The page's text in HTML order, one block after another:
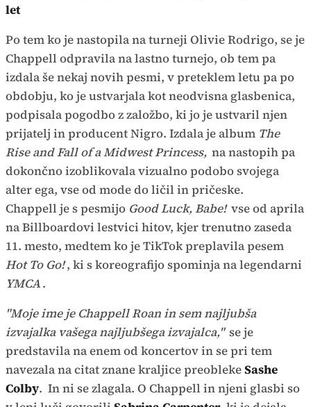
let
Po tem ko je nastopila na turneji Olivie Rodrigo, se je
Chappell odpravila na lastno turnejo, ob tem pa
izdala še nekaj novih pesmi, v preteklem letu pa po
obdobju, ko je ustvarjala kot neodvisna glasbenica,
podpisala pogodbo z založbo, ki jo je ustvaril njen
prijatelj in producent Nigro. Izdala je album The
Rise and Fall of a Midwest Princess, na nastopih pa
dokončno izoblikovala vizualno podobo svojega
alter ega, vse od mode do ličil in pričeske.
Chappell je s pesmijo Good Luck, Babe! vse od aprila
na Billboardovi lestvici hitov, kjer trenutno zaseda
11. mesto, medtem ko je TikTok preplavila pesem
Hot To Go!, ki s koreografijo spominja na legendarni
YMCA.
"Moje ime je Chappell Roan in sem najljubša
izvajalka vašega najljubšega izvajalca," se je
predstavila na enem od koncertov in se pri tem
navezala na citat znane kraljice preoblekeSashe
Colby. In ni se zlagala. O Chappell in njeni glasbi so